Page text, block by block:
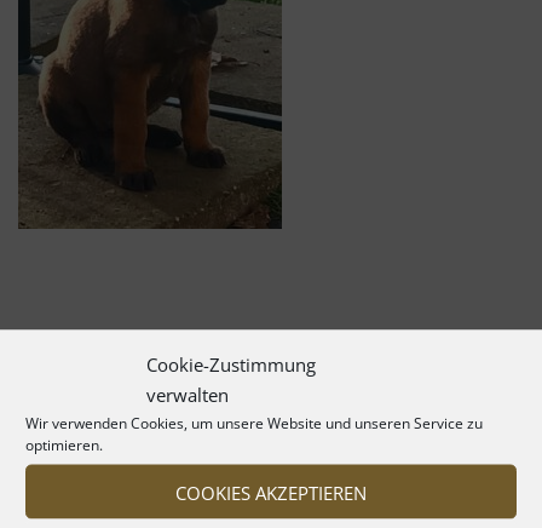
Cookie-Zustimmung
verwalten
Wir verwenden Cookies, um unsere Website und unseren Service zu
optimieren.
COOKIES AKZEPTIEREN